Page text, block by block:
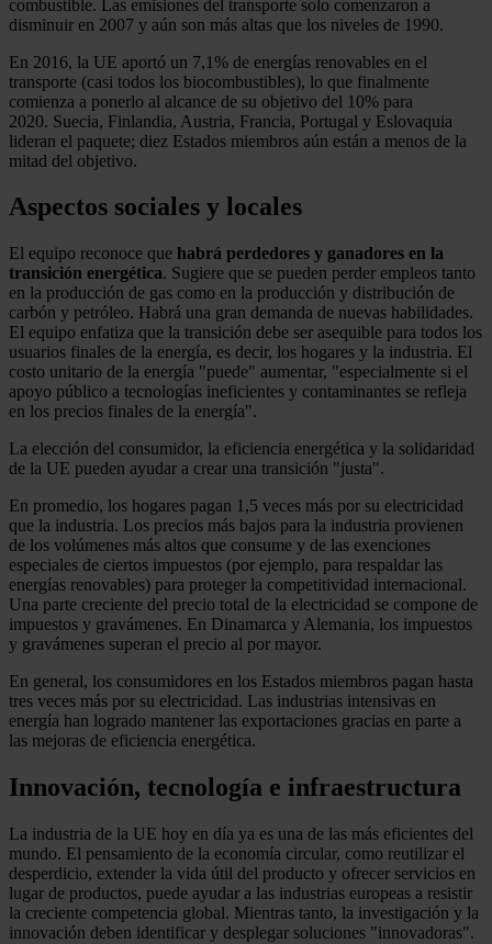
combustible. Las emisiones del transporte solo comenzaron a
disminuir en 2007 y aún son más altas que los niveles de 1990.
En 2016, la UE aportó un 7,1% de energías renovables en el
transporte (casi todos los biocombustibles), lo que finalmente
comienza a ponerlo al alcance de su objetivo del 10% para
2020. Suecia, Finlandia, Austria, Francia, Portugal y Eslovaquia
lideran el paquete; diez Estados miembros aún están a menos de la
mitad del objetivo.
Aspectos sociales y locales
El equipo reconoce que habrá perdedores y ganadores en la
transición energética. Sugiere que se pueden perder empleos tanto
en la producción de gas como en la producción y distribución de
carbón y petróleo. Habrá una gran demanda de nuevas habilidades.
El equipo enfatiza que la transición debe ser asequible para todos los
usuarios finales de la energía, es decir, los hogares y la industria. El
costo unitario de la energía "puede" aumentar, "especialmente si el
apoyo público a tecnologías ineficientes y contaminantes se refleja
en los precios finales de la energía".
La elección del consumidor, la eficiencia energética y la solidaridad
de la UE pueden ayudar a crear una transición "justa".
En promedio, los hogares pagan 1,5 veces más por su electricidad
que la industria. Los precios más bajos para la industria provienen
de los volúmenes más altos que consume y de las exenciones
especiales de ciertos impuestos (por ejemplo, para respaldar las
energías renovables) para proteger la competitividad internacional.
Una parte creciente del precio total de la electricidad se compone de
impuestos y gravámenes. En Dinamarca y Alemania, los impuestos
y gravámenes superan el precio al por mayor.
En general, los consumidores en los Estados miembros pagan hasta
tres veces más por su electricidad. Las industrias intensivas en
energía han logrado mantener las exportaciones gracias en parte a
las mejoras de eficiencia energética.
Innovación, tecnología e infraestructura
La industria de la UE hoy en día ya es una de las más eficientes del
mundo. El pensamiento de la economía circular, como reutilizar el
desperdicio, extender la vida útil del producto y ofrecer servicios en
lugar de productos, puede ayudar a las industrias europeas a resistir
la creciente competencia global. Mientras tanto, la investigación y la
innovación deben identificar y desplegar soluciones "innovadoras".